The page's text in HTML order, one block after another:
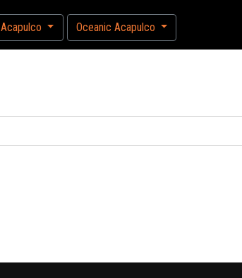
Acapulco Oceanic Acapulco